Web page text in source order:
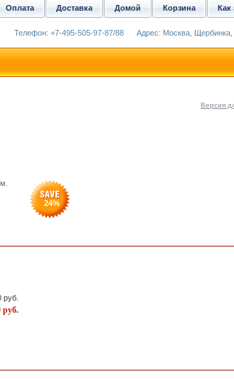
Версия
24%
руб.
руб.
Как
Корзина
Домой
Доставка
Оплата
Телефон: +7-495-505-97-87/88 Адрес: Москва, Щербинка,